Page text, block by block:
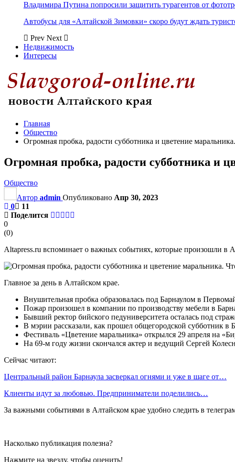
Владимира Путина попросили защитить турагентов от
Автобусы для «Алтайской Зимовки» скоро будут ждать
Prev Next
Недвижимость
Интересы
Главная
Общество
Огромная пробка, радости субботника и цветение
Огромная пробка, радости субботника и
Общество
Автор admin Опубликовано Апр 30, 2023
0
11
Поделится
0
(0)
Altapress.ru вспоминает о важных событиях, которые произошли в
Главное за день в Алтайском крае.
Внушительная пробка образовалась под Барнаулом в
Пожар произошел в компании по производству мебели в
Бывший ректор бийского педуниверситета осталась под
В мэрии рассказали, как прошел общегородской субботник
Фестиваль «Цветение маральника» открылся 29 апреля на
На 69-м году жизни скончался актер и ведущий Сергей
Сейчас читают:
Центральный район Барнаула засверкал огнями и уже в шаге от…
Клиенты идут за любовью. Предприниматели поделились…
За важными событиями в Алтайском крае удобно следить в
Насколько публикация полезна?
Нажмите на звезду, чтобы оценить!